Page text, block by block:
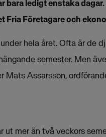
bara ledigt enstaka
Företagare och
hela året. Ofta är de
semester. Men
Assarsson,
ut mer än två veckors